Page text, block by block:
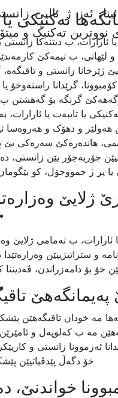
ئەز ژ ئالیێ
تەکنیک و
یا ئارارات، ب دیتنەکا
ب تیمەکێ
ژێرخانا زانستی و
گرێدانا
گرنگە بۆ گەهشتن ب
یا تایبەت یا
هەولێر و دهۆک و هەروەسا
هاندەرەکێ سەرەکی یێ
جۆربەجۆر یێن زانستی،
یا پر ژ جمووجۆل، کو
ژلایێ
ئارارات، ب تەمامی ژلایێ
و ستراتیژییێن وەزارەتێدا
خۆ بۆ دامەزراندن، ڤەدیتنا
مە خودان تاقیگەهێن
مە ب کەلوپەل و
ئەزموونا زانستی و
خۆ دگەڵ پێدڤیاتیێن